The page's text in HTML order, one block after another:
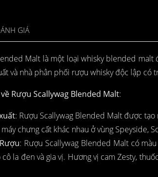
GIÁ
Malt là một loại whisky blended
và nhà phân phối rượu whisky độc lập có
Rượu Scallywag Blended Malt:
: Rượu Scallywag Blended Malt được
chưng cất khác nhau ở vùng Speyside,
: Rượu Scallywag Blended Malt có
la đen và gia vị. Hương vị cam Zesty,